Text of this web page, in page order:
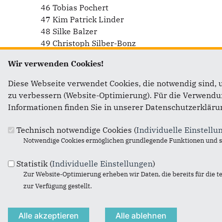
46 Tobias Pochert
47 Kim Patrick Linder
48 Silke Balzer
49 Christoph Silber-Bonz
51 Ulrich Schnupp
52 Regine Klein
53 Brigitte Schnupp
54 Ralf Liebers
Fußbereich
Anschrift CDU Stadtverband
CDU Sankt Augustin
53757 Sankt Augustin
Wir verwenden Cookies!
Diese Webseite verwendet Cookies, die notwendig
zu verbessern (Website-Optimierung). Für die
Informationen finden Sie in unserer
Technisch notwendige Cookies (Individuelle
Notwendige Cookies ermöglichen grundlegende Funktionen
Statistik (Individuelle Einstellungen)
Zur Website-Optimierung erheben wir Daten, die bereits für die
zur Verfügung gestellt.